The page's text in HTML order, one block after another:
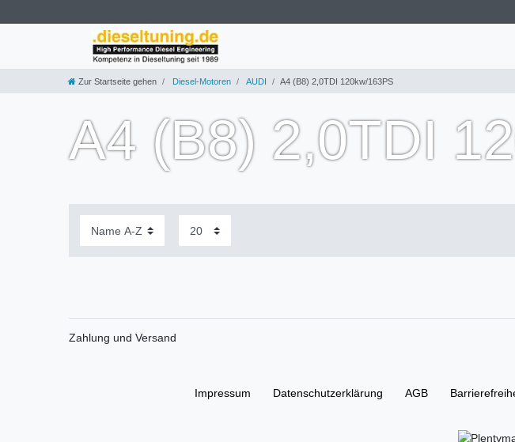
Zur Startseite gehen Diesel-Motoren AUDI A4 (B8) 2,0TDI 120kw/163PS
A4 (B8) 2,0TDI
Zahlung und Versand
Impressum Daten­schutz­erklärung AGB